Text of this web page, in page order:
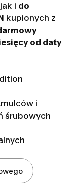
i do
kupionych z
od daty
i
śrubowych